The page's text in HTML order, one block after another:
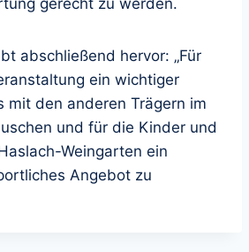
abschließend hervor: „Für
ein wichtiger
mit den anderen Trägern im
und für die Kinder und
Weingarten ein
Angebot zu